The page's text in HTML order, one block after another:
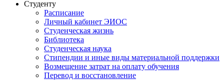
Студенту
Расписание
Личный кабинет ЭИОС
Студенческая жизнь
Библиотека
Студенческая наука
Стипендии и иные виды материальной поддержки
Возмещение затрат на оплату обучения
Перевод и восстановление